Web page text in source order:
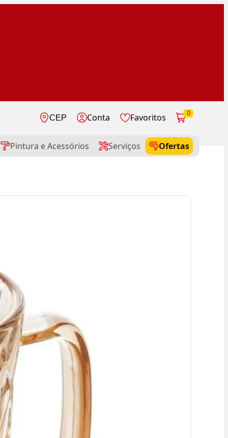
CEP Conta Favoritos 0
Pintura e Acessórios Serviços
Ofertas